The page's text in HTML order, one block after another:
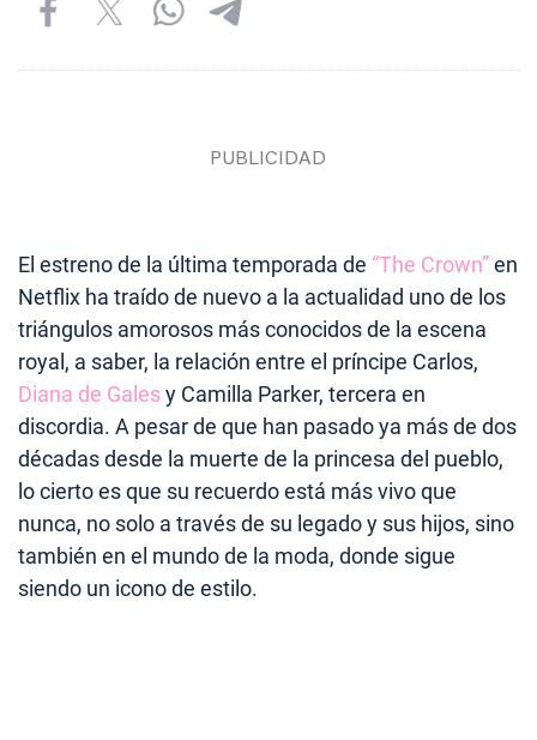
El estreno de la última temporada de “The Crown”en
Netflix ha traído de nuevo a la actualidad uno de los
triángulos amorosos más conocidos de la escena
royal, a saber, la relación entre el príncipe Carlos,
Diana de Galesy Camilla Parker, tercera en
discordia. A pesar de que han pasado ya más de dos
décadas desde la muerte de la princesa del pueblo,
lo cierto es que su recuerdo está más vivo que
nunca, no solo a través de su legado y sus hijos, sino
también en el mundo de la moda, donde sigue
siendo un icono de estilo.